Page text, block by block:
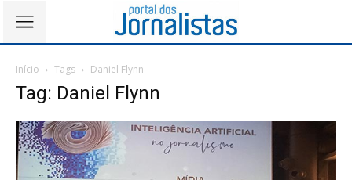
Início Tags Daniel Flynn
Tag: Daniel Flynn